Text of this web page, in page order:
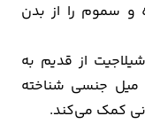
و سموم را از بدن
شیلاجیت از قدیم به
میل جنسی شناخته
کمک می‌کند.